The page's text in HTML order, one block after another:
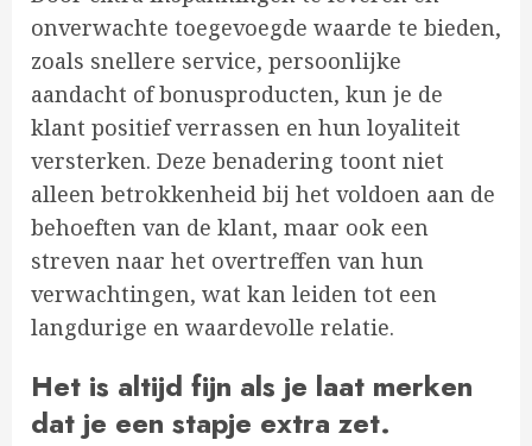
onverwachte toegevoegde waarde te bieden,
zoals snellere service, persoonlijke
aandacht of bonusproducten, kun je de
klant positief verrassen en hun loyaliteit
versterken. Deze benadering toont niet
alleen betrokkenheid bij het voldoen aan de
behoeften van de klant, maar ook een
streven naar het overtreffen van hun
verwachtingen, wat kan leiden tot een
langdurige en waardevolle relatie.
Het is altijd fijn als je laat merken
dat je een stapje extra zet.